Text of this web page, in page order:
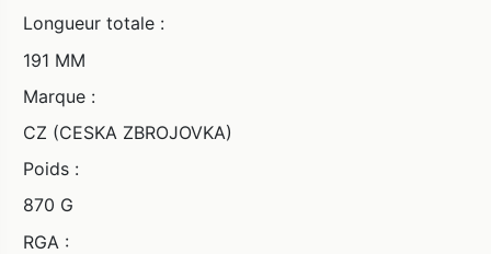
Longueur totale :
191 MM
Marque :
CZ (CESKA ZBROJOVKA)
Poids :
870 G
RGA :